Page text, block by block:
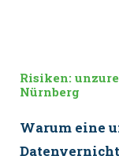
Risiken:
Nürnberg
Warum eine